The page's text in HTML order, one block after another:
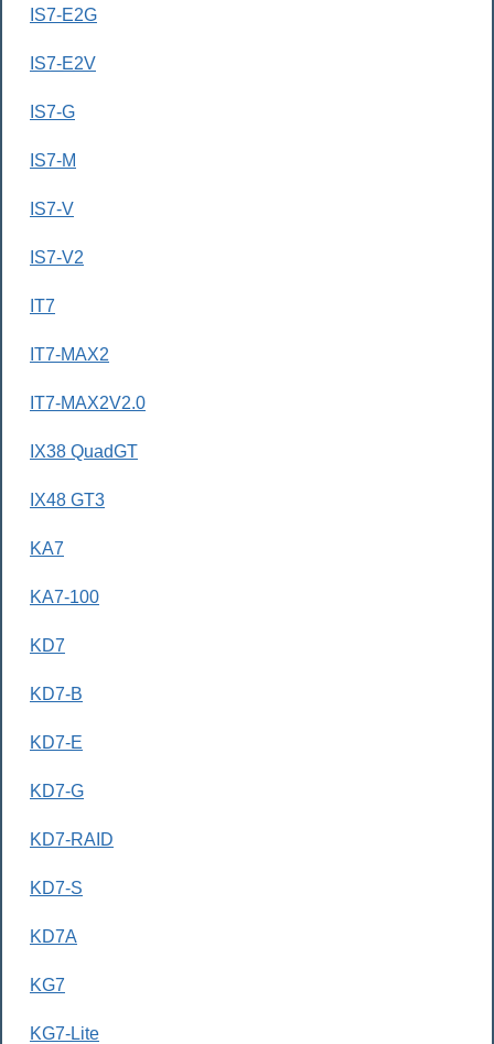
IS7-E2G
IS7-E2V
IS7-G
IS7-M
IS7-V
IS7-V2
IT7
IT7-MAX2
IT7-MAX2V2.0
IX38 QuadGT
IX48 GT3
KA7
KA7-100
KD7
KD7-B
KD7-E
KD7-G
KD7-RAID
KD7-S
KD7A
KG7
KG7-Lite